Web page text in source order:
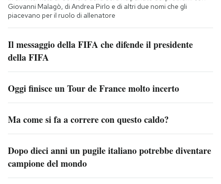
Giovanni Malagò, di Andrea Pirlo e di altri due nomi che gli
piacevano per il ruolo di allenatore
Il messaggio della FIFA che difende il presidente
della FIFA
Oggi finisce un Tour de France molto incerto
Ma come si fa a correre con questo caldo?
Dopo dieci anni un pugile italiano potrebbe diventare
campione del mondo